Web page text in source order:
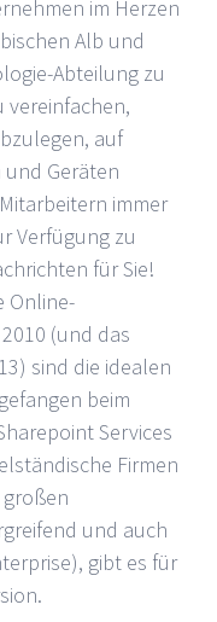
im Herzen
Alb und
Abteilung zu
vereinfachen,
auf
Geräten
immer
Verfügung zu
für Sie!
Online-
(und das
sind die idealen
beim
Services
Firmen
und auch
gibt es für